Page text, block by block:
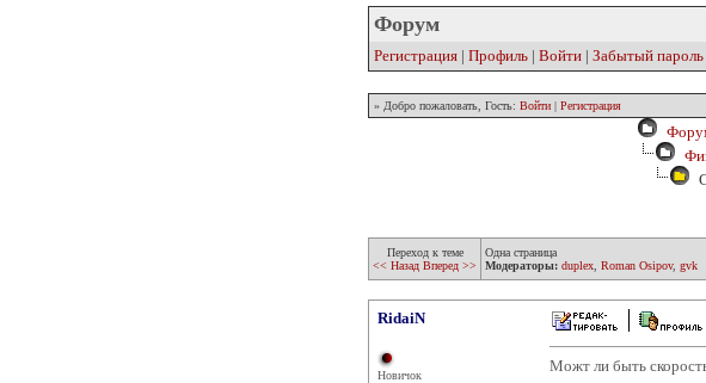
Форум
Регистрация | Профиль | Войти | Забытый пароль
» Добро пожаловать, Гость: Войти | Регистрация
Переход к теме
<< Назад Вперед >>
Одна страница
Модераторы: duplex Roman Osipov, gvk
RidaiN
Новичок
Можт ли быть